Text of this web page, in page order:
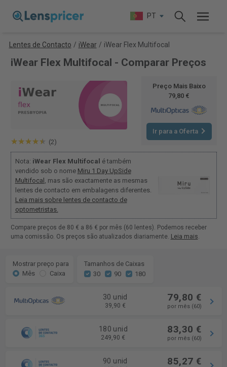
PT
Lentes de Contacto / iWear / iWear Flex Multifocal
iWear Flex Multifocal - Comparar Preços
(2)
Preço Mais Baixo
79,80 €
Ir para a Oferta
Nota: iWear Flex Multifocal é também
vendido sob o nome Miru 1 Day UpSide
Multifocal , mas são exactamente as mesmas
lentes de contacto em embalagens diferentes.
Leia mais sobre lentes de contacto de
optometristas.
Compare preços de 80 € a 86 € por mês (60 lentes). Podemos receber
uma comissão. Os preços são atualizados diariamente. Leia mais.
Mostrar preço para
Mês
Caixa
Tamanhos de Caixas
30
90 180
30 unid
39,90 €
79,80 €
por mês (60)
180 unid
249,90 €
83,30 €
por mês (60)
90 unid 85,27 €